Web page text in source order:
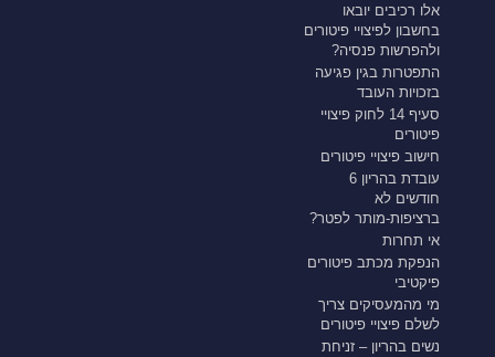
אלו רכיבים יובאו
בחשבון לפיצויי פיטורים
ולהפרשות פנסיה?
התפטרות בגין פגיעה
בזכויות העובד
סעיף 14 לחוק פיצויי
פיטורים
חישוב פיצויי פיטורים
עובדת בהריון 6
חודשים לא
ברציפות-מותר לפטר?
אי תחרות
הנפקת מכתב פיטורים
פיקטיבי
מי מהמעסיקים צריך
לשלם פיצויי פיטורים
נשים בהריון – זניחת